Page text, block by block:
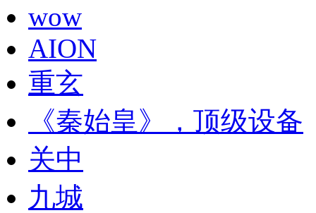
wow
AION
重玄
《秦始皇》，顶级设备
关中
九城